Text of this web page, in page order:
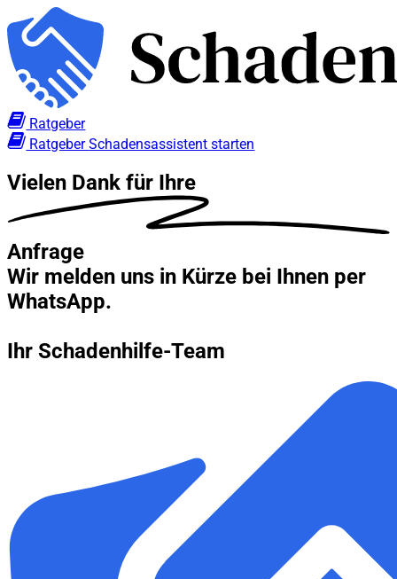
Ratgeber
RatgeberSchadensassistent starten
Vielen Dank für Ihre
Anfrage
Wir melden uns in Kürze bei Ihnen per
WhatsApp.
Ihr Schadenhilfe-Team